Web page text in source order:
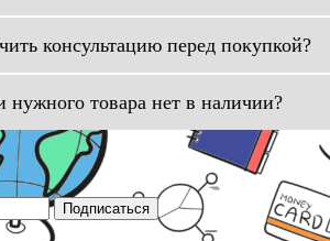
консультацию перед покупкой?
нужного товара нет в наличии?
Подписаться